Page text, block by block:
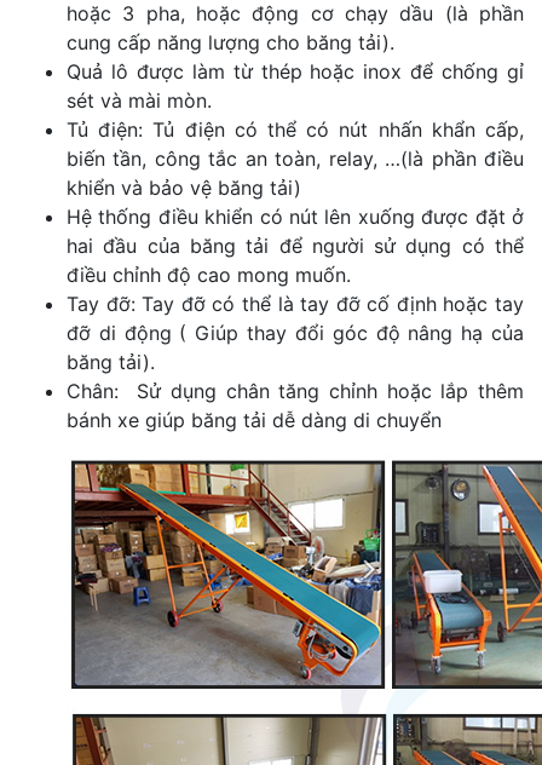
hoặc 3 pha, hoặc động cơ chạy dầu (là phần
cung cấp năng lượng cho băng tải).
Quả lô được làm từ thép hoặc inox để chống gỉ
sét và mài mòn.
Tủ điện: Tủ điện có thể có nút nhấn khẩn cấp,
biến tần, công tắc an toàn, relay, …(là phần điều
khiển và bảo vệ băng tải)
Hệ thống điều khiển có nút lên xuống được đặt ở
hai đầu của băng tải để người sử dụng có thể
điều chỉnh độ cao mong muốn.
Tay đỡ: Tay đỡ có thể là tay đỡ cố định hoặc tay
đỡ di động ( Giúp thay đổi góc độ nâng hạ của
băng tải).
Chân: Sử dụng chân tăng chỉnh hoặc lắp thêm
bánh xe giúp băng tải dễ dàng di chuyển